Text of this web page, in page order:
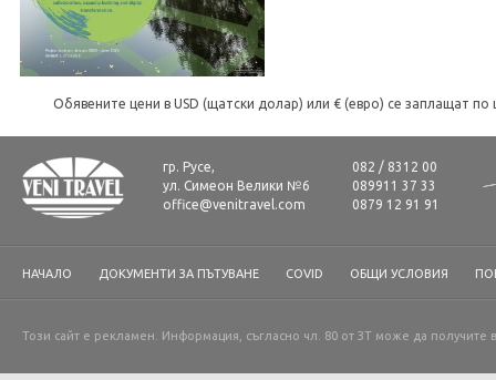
Обявените цени в USD (щатски долар) или € (евро) се заплащат
гр. Русе,
ул. Симеон Велики №6
office@venitravel.com
082 / 8312 00
089911 37 33
0879 12 91 91
НАЧАЛО ДОКУМЕНТИ ЗА ПЪТУВАНЕ COVID ОБЩИ УСЛОВИЯ
Този сайт е рекламен. Информация, съгласно чл. 80 от ЗТ може да получите